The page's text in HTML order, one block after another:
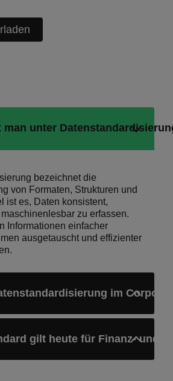
man unter
bezeichnet die
von Formaten, Strukturen und
ist es, Daten konsistent,
zu erfassen.
Informationen einfacher
ausgetauscht und effizienter
im
gilt heute für Finanz- und